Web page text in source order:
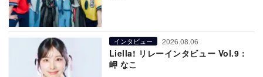
インタビュー 2026.08.06
Liella! リレーインタビュー Vol.9：
岬 なこ